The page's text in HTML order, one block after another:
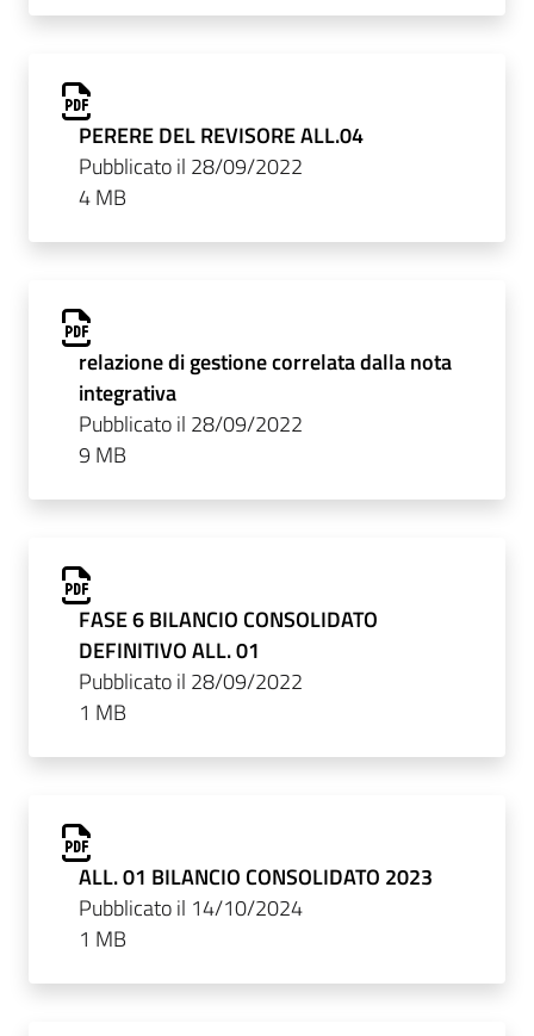
PERERE DEL REVISORE ALL.04
Pubblicato il 28/09/2022
4 MB
relazione di gestione correlata dalla nota
integrativa
Pubblicato il 28/09/2022
9 MB
FASE 6 BILANCIO CONSOLIDATO
DEFINITIVO ALL. 01
Pubblicato il 28/09/2022
1 MB
ALL. 01 BILANCIO CONSOLIDATO 2023
Pubblicato il 14/10/2024
1 MB